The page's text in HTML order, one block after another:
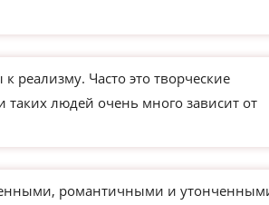
реализму. Часто это творческие
людей очень много зависит от
романтичными и